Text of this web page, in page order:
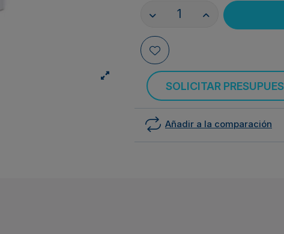
SOLICITAR
Añadir a la comparación